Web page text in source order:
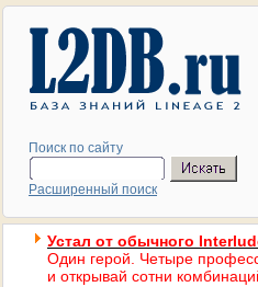
Поиск по сайту
Расширенный поиск
Устал от обычного
Один герой. Четыре
и открывай сотни